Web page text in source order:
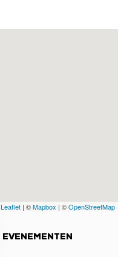
Leaflet | ©Mapbox | ©OpenStreetMap
EVENEMENTEN